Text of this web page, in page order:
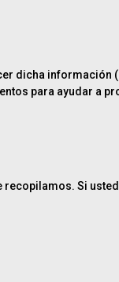
dicha información
para ayudar a
Si